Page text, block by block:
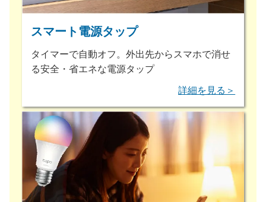
スマート電源タップ
タイマーで自動オフ。外出先からスマホで消せ
る安全・省エネな電源タップ
詳細を見る＞